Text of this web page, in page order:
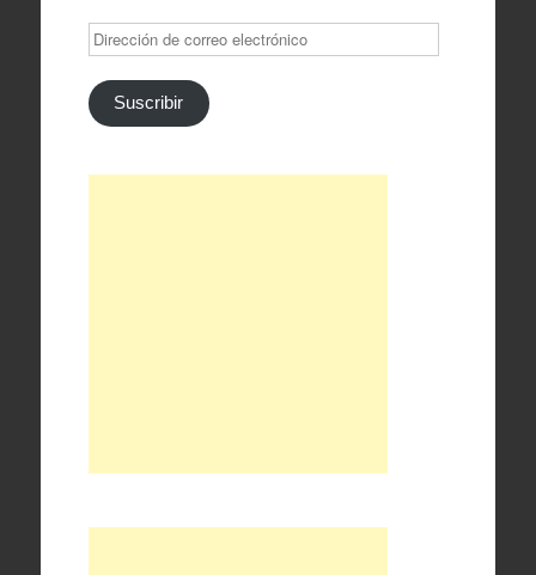
Dirección
de
correo
electrónico
Suscribir